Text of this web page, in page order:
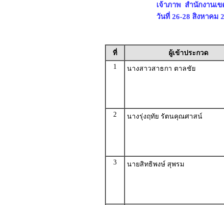
เจ้าภาพ สำนักงานเ
วันที่ 26-28 สิงหาคม
ที่ ผู้เข้าประกวด
1
นางสาวสาธกา ตาลชัย
2
นางรุ่งฤทัย รัตนคุณศาสน์
3
นายสิทธิพงษ์ สุพรม